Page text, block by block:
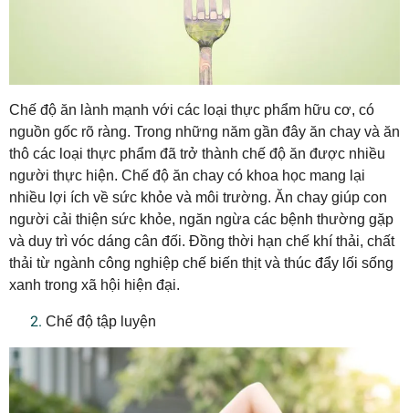
Chế độ ăn lành mạnh với các loại thực phẩm hữu cơ, có
nguồn gốc rõ ràng. Trong những năm gần đây ăn chay và ăn
thô các loại thực phẩm đã trở thành chế độ ăn được nhiều
người thực hiện. Chế độ ăn chay có khoa học mang lại
nhiều lợi ích về sức khỏe và môi trường. Ăn chay giúp con
người cải thiện sức khỏe, ngăn ngừa các bệnh thường gặp
và duy trì vóc dáng cân đối. Đồng thời hạn chế khí thải, chất
thải từ ngành công nghiệp chế biến thịt và thúc đẩy lối sống
xanh trong xã hội hiện đại.
Chế độ tập luyện